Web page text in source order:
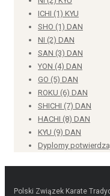
ICHI (1) KYU
SHO (1) DAN
NI (2) DAN
SAN (3) DAN
YON (4) DAN
GO (5) DAN
ROKU (6) DAN
SHICHI (7) DAN
HACHI (8) DAN
KYU (9) DAN
Dyplomy
Polski Związek Karate